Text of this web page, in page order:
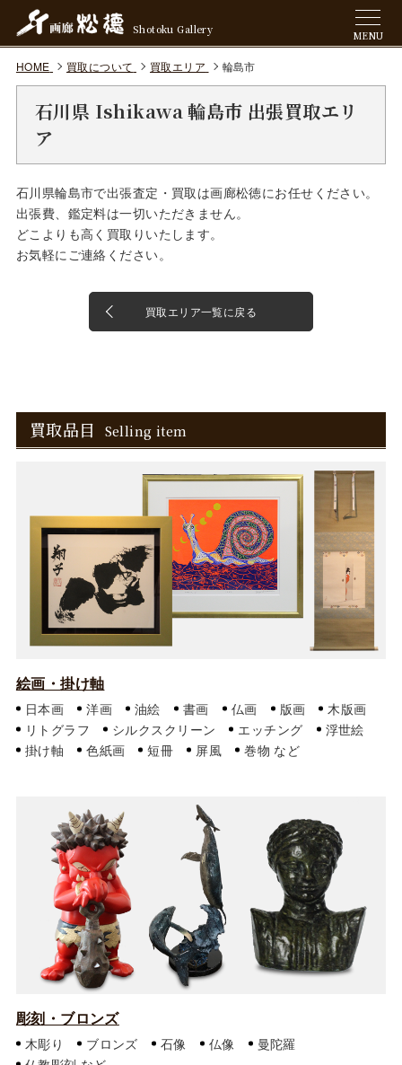
Shotoku Gallery MENU
HOME 買取について 買取エリア 輪島市
石川県 Ishikawa 輪島市 出張買取エリ
ア
石川県輪島市で出張査定・買取は画廊松徳にお任せください。
出張費、鑑定料は一切いただきません。
どこよりも高く買取りいたします。
お気軽にご連絡ください。
買取エリア一覧に戻る
買取品目 Selling item
絵画・掛け軸
日本画 洋画 油絵 書画 仏画 版画
木版画
リトグラフ
シルクスクリーン エッチング
浮世絵
掛け軸
色紙画 短冊 屏風 巻物
彫刻・ブロンズ
木彫り ブロンズ 石像 仏像
曼陀羅